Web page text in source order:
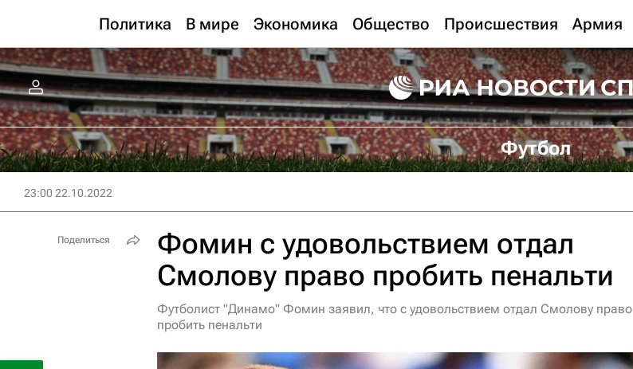
Политика В мире Экономика Общество Происшествия Армия
Футбол
23:00 22.10.2022
Фомин с удовольствием отдал
Смолову право пробить пенальти
Футболист "Динамо" Фомин заявил, что с удовольствием отдал Смолову право
пробить пенальти
Поделиться